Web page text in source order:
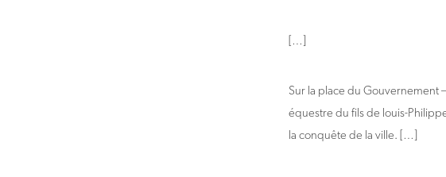
[…]
Sur la place du Gouvernement
équestre du fils de louis-
la conquête de la ville. […]